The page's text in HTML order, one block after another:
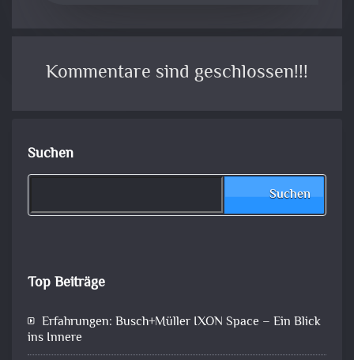
Kommentare sind geschlossen!!!
Suchen
Suchen
Top Beiträge
Erfahrungen: Busch+Müller IXON Space – Ein Blick
ins Innere